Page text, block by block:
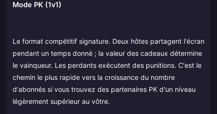
Mode PK (1v1)
Le format compétitif signature. Deux hôtes partagent l'écran
pendant un temps donné ; la valeur des cadeaux détermine
le vainqueur. Les perdants exécutent des punitions. C'est le
chemin le plus rapide vers la croissance du nombre
d'abonnés si vous trouvez des partenaires PK d'un niveau
légèrement supérieur au vôtre.